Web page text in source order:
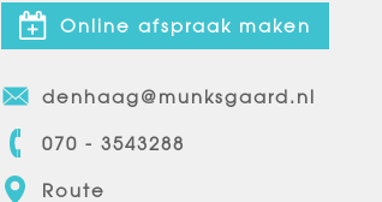
Online afspraak maken
denhaag@munksgaard.nl
070 - 3543288
Route